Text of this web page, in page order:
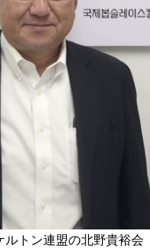
ルトン連盟の北野貴裕会